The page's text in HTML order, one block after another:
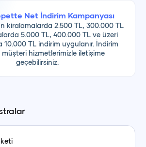
denizde geçirilen keyifli bir gün,
ve tamamen kendi damak zevkinize
bir yemek düzeni ile tatilinize esneklik
Net İndirim Kampanyası
kiralamalarda 2.500 TL, 300.000 TL
5.000 TL, 400.000 TL ve üzeri
10.000 TL indirim uygulanır. İndirim
hizmetlerimizle iletişime
geçebilirsiniz.